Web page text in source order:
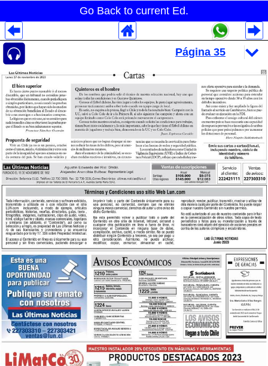
Go Back to current Ed.
Despliegues Analytics
Despliegues Totales
Despliegues por Rubros